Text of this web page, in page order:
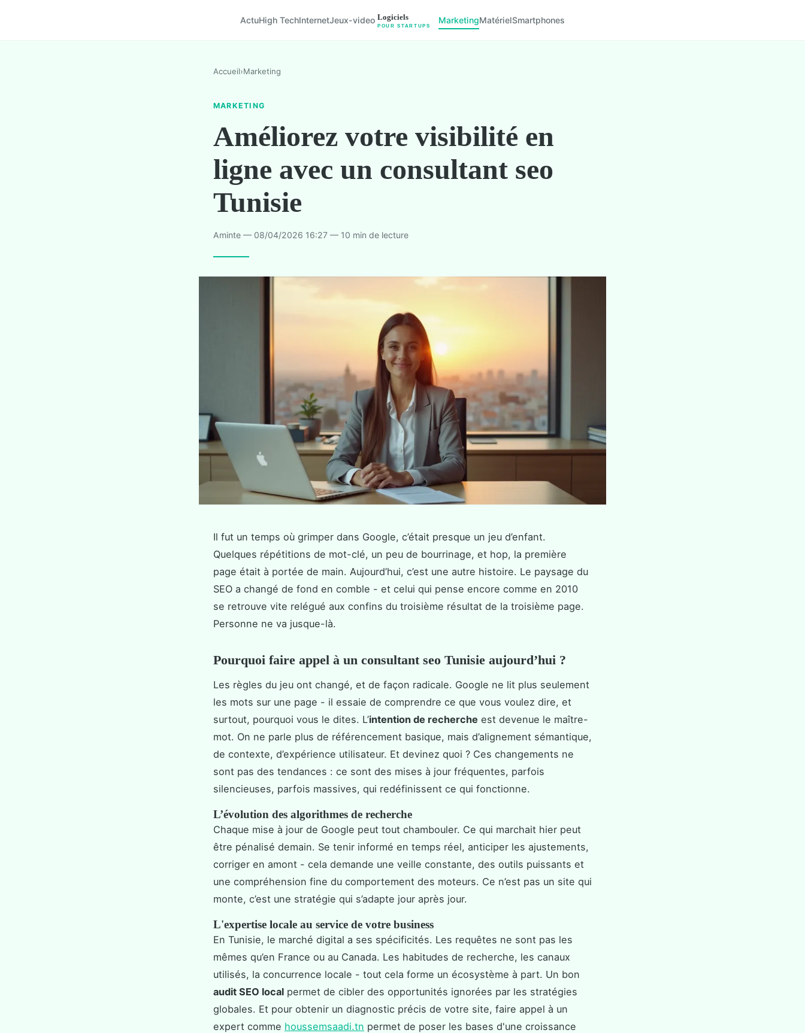
ActuHigh TechInternetJeux-video MarketingMatérielSmartphones
Accueil›Marketing
MARKETING
Améliorez votre visibilité en
ligne avec un consultant seo
Tunisie
Aminte — 08/04/2026 16:27 — 10 min de lecture
Il fut un temps où grimper dans Google, c’était presque un jeu d’enfant.
Quelques répétitions de mot-clé, un peu de bourrinage, et hop, la première
page était à portée de main. Aujourd’hui, c’est une autre histoire. Le paysage du
SEO a changé de fond en comble - et celui qui pense encore comme en 2010
se retrouve vite relégué aux confins du troisième résultat de la troisième page.
Personne ne va jusque-là.
Pourquoi faire appel à un consultant seo Tunisie aujourd’hui ?
Les règles du jeu ont changé, et de façon radicale. Google ne lit plus seulement
les mots sur une page - il essaie de comprendre ce que vous voulez dire, et
surtout, pourquoi vous le dites. L’intention de recherche est devenue le maître-
mot. On ne parle plus de référencement basique, mais d’alignement sémantique,
de contexte, d’expérience utilisateur. Et devinez quoi ? Ces changements ne
sont pas des tendances : ce sont des mises à jour fréquentes, parfois
silencieuses, parfois massives, qui redéfinissent ce qui fonctionne.
L’évolution des algorithmes de recherche
Chaque mise à jour de Google peut tout chambouler. Ce qui marchait hier peut
être pénalisé demain. Se tenir informé en temps réel, anticiper les ajustements,
corriger en amont - cela demande une veille constante, des outils puissants et
une compréhension fine du comportement des moteurs. Ce n’est pas un site qui
monte, c’est une stratégie qui s’adapte jour après jour.
L'expertise locale au service de votre business
En Tunisie, le marché digital a ses spécificités. Les requêtes ne sont pas les
mêmes qu’en France ou au Canada. Les habitudes de recherche, les canaux
utilisés, la concurrence locale - tout cela forme un écosystème à part. Un bon
audit SEO local permet de cibler des opportunités ignorées par les stratégies
globales. Et pour obtenir un diagnostic précis de votre site, faire appel à un
expert comme houssemsaadi.tn permet de poser les bases d'une croissance